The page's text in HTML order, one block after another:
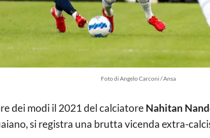
Foto di Angelo Carconi / Ansa
dei modi il 2021 del calciatore Nahitan
si registra una brutta vicenda extra-